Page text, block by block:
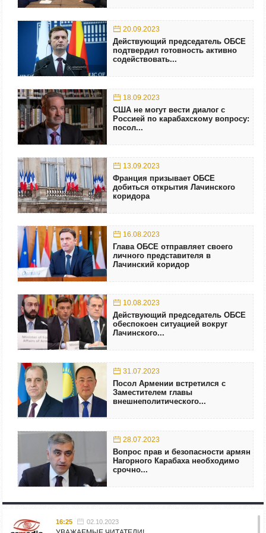
20.09.2023
Действующий председатель ОБСЕ
подтвердил готовность активно
содействовать...
18.09.2023
США не могут вести диалог с
Россией по карабахскому вопросу:
посол...
13.09.2023
Франция призывает ОБСЕ
добиться открытия Лачинского
коридора
16.08.2023
Глава ОБСЕ отправляет своего
личного представителя в
Лачинский коридор
10.08.2023
Действующий председатель ОБСЕ
обеспокоен ситуацией вокруг
Лачинского...
31.07.2023
Посол Армении встретился с
Заместителем главы
внешнеполитического...
28.07.2023
Вопрос прав и безопасности армян
Нагорного Карабаха необходимо
срочно...
16:25 02.10.2023